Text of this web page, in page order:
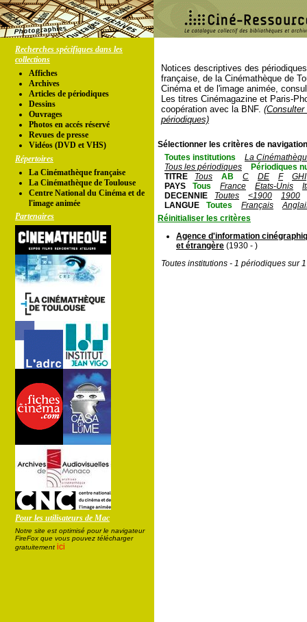
Recherches spécifiques dans les
collections
Affiches
Archives
Articles de périodiques
Dessins
Ouvrages
Photos en accés réservé
Revues de presse
Vidéos (DVD et VHS)
Répertoires
La Cinémathèque française
La Cinémathèque de Toulouse
Centre National du Cinéma et de
l'image animée
Partenaires
Pour les utilisateurs de Mac
Notre site est optimisé pour le navigateur
FireFox que vous pouvez télécharger
gratuitement ici
Notices descriptives des
française, de la Cinémathèque de
Cinéma et de l'image animée,
Les titres Cinémagazine et Paris-
coopération avec la BNF.
périodiques)
Sélectionner les critères de
Toutes institutions
La
Tous les périodiques
Périodiques
TITRE
Tous AB C DE F
GHI
PAYS
Tous France Etats-Unis
DECENNIE
Toutes <1900
1900
LANGUE
Toutes Français
Réinitialiser les critères
Agence d'information
et étrangère (1930 - )
Toutes institutions - 1 périodiques sur